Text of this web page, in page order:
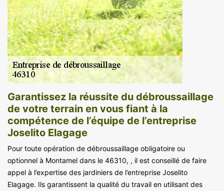
Garantissez la réussite du débroussaillage
de votre terrain en vous fiant à la
compétence de l’équipe de l’entreprise
Joselito Elagage
Pour toute opération de débroussaillage obligatoire ou
optionnel à Montamel dans le 46310, , il est conseillé de faire
appel à l’expertise des jardiniers de l’entreprise Joselito
Elagage. Ils garantissent la qualité du travail en utilisant des